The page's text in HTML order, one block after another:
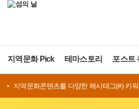
지역문화 Pick 테마스토리 포스트
지역문화콘텐츠를 다양한 해시태그(#) 키